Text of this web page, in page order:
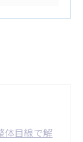
体目線で解